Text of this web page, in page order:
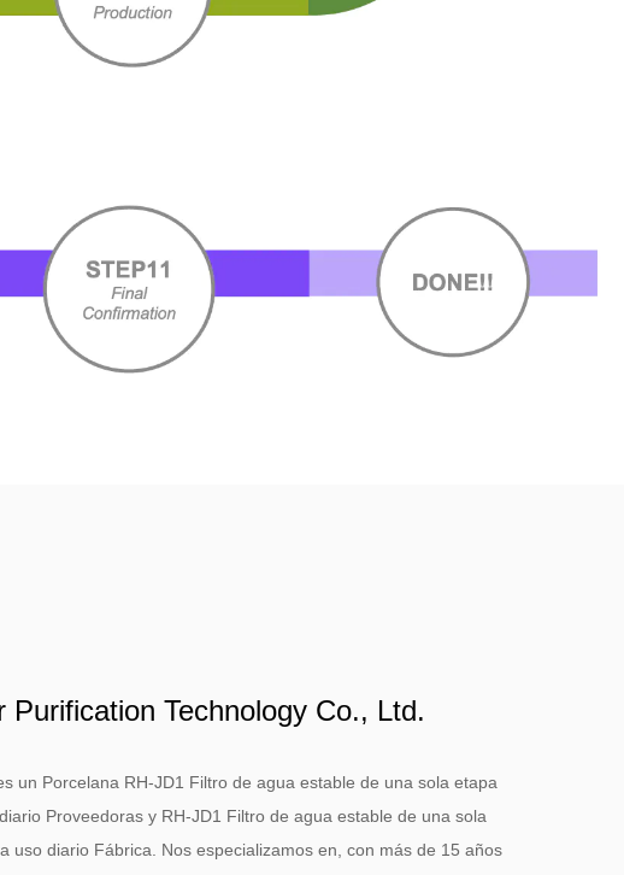
Purification Technology Co., Ltd.
un Porcelana RH-JD1 Filtro de agua estable de una sola etapa
Proveedorasy RH-JD1 Filtro de agua estable de una sola
uso diario Fábrica. Nos especializamos en, con más de 15 años